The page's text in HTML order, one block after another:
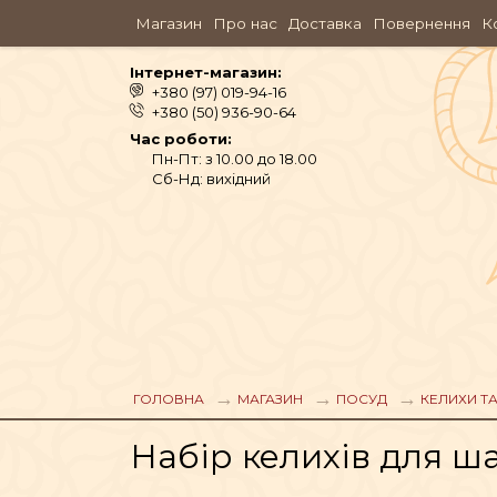
Магазин Про нас Доставка Повернення
Інтернет-магазин:
+380 (97) 019-94-16
+380 (50) 936-90-64
Час роботи:
Пн-Пт: з 10.00 до 18.00
Сб-Нд: вихідний
АРОМАМАСЛА,
ГОЛОВНА МАГАЗИН ПОСУД КЕЛИХИ
Набір келихів для